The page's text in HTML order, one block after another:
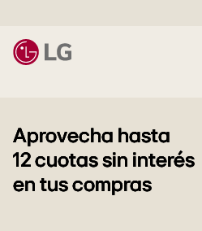
Aprovecha hasta
12 cuotas sin interés
en tus compras